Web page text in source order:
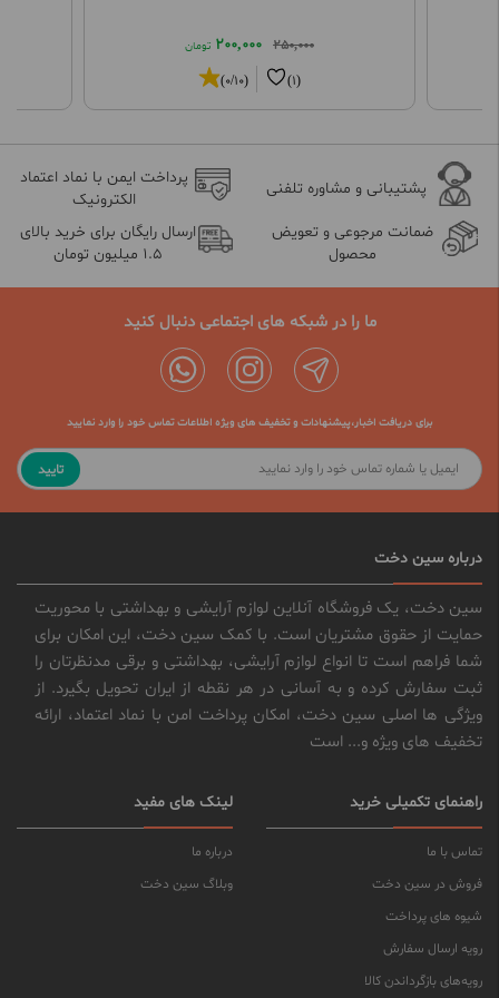
250,000
200,000 تومان
(1)
(0/10)
پشتیبانی و مشاوره تلفنی
پرداخت ایمن با نماد اعتماد
الکترونیک
ضمانت مرجوعی و تعویض
محصول
ارسال رایگان برای خرید بالای
1.5 میلیون تومان
ما را در شبکه های اجتماعی دنبال کنید
برای دریافت اخبار،پیشنهادات و تخفیف های ویژه اطلاعات تماس خود را وارد نمایید
تایید
درباره سین دخت
سین دخت، یک فروشگاه آنلاین لوازم آرایشی و بهداشتی با محوریت
حمایت از حقوق مشتریان است. با کمک سین دخت، این امکان برای
شما فراهم است تا انواع لوازم آرایشی، بهداشتی و برقی مدنظرتان را
ثبت سفارش کرده و به آسانی در هر نقطه از ایران تحویل بگیرد. از
ویژگی ها اصلی سین دخت، امکان پرداخت امن با نماد اعتماد، ارائه
تخفیف های ویژه و... است
راهنمای تکمیلی خرید
تماس با ما
فروش در سین دخت
شیوه های پرداخت
رویه ارسال سفارش
رویه‌های بازگرداندن کالا
لینک های مفید
درباره ما
وبلاگ سین دخت